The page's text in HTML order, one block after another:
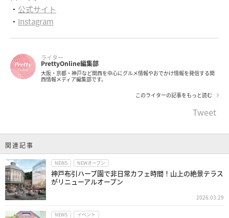
・ 公式サイト
・ Instagram
ライター
PrettyOnline編集部
大阪・京都・神戸など関西を中心にグルメ情報やおでかけ情報を発信する関
西情報メディア編集部です。
このライターの記事をもっと読む
Tweet
関連記事
NEWS NEWオープン
神戸布引ハーブ園で非日常カフェ時間！山上の絶景テラス
がリニューアルオープン
2026.03.29
NEWS イベント